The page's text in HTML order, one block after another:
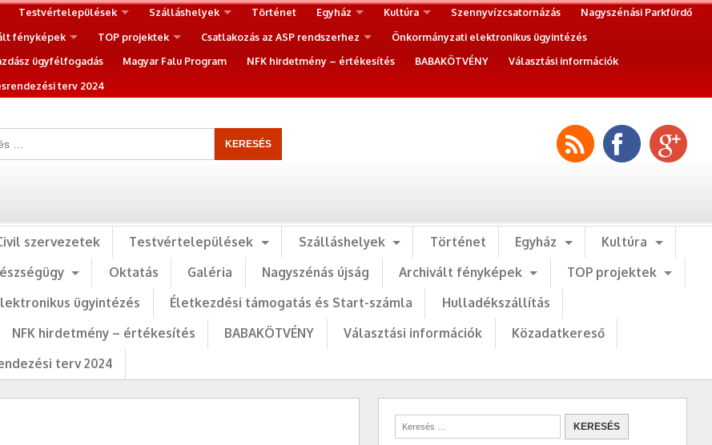
Testvértelepülések Szálláshelyek Történet Egyház Kultúra Szennyvízcsatornázás
Nagyszénási Parkfürdő
fényképek TOP projektek Csatlakozás az ASP rendszerhez
Önkormányzati elektronikus ügyintézés
ügyfélfogadás Magyar Falu Program NFK hirdetmény – értékesítés BABAKÖTVÉNY
Választási információk
terv 2024
szervezetek Testvértelepülések Szálláshelyek Történet Egyház
Kultúra
Oktatás Galéria Nagyszénás újság Archivált fényképek
TOP projektek
ügyintézés Életkezdési támogatás és Start-számla
Hulladékszállítás
NFK hirdetmény – értékesítés BABAKÖTVÉNY Választási információk
Közadatkereső
terv 2024